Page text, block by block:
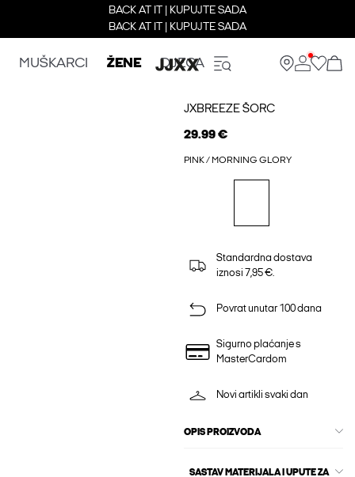
BACK AT IT | KUPUJTE SADA
BACK AT IT | KUPUJTE SADA
MUŠKARCI ŽENE DJECA
JXBREEZE ŠORC
29.99 €
PINK / MORNING GLORY
Standardna dostava
iznosi 7,95 €.
Povrat unutar 100 dana
Sigurno plaćanje s
MasterCardom
Novi artikli svaki dan
OPIS PROIZVODA
SASTAV MATERIJALA I UPUTE ZA